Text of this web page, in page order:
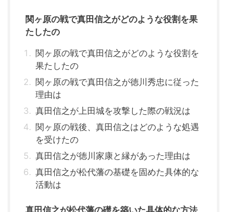
関ヶ原の戦で真田信之がどのような役割を果
たしたの
関ヶ原の戦で真田信之がどのような役割を
果たしたの
関ヶ原の戦で真田信之が徳川秀忠に従った
理由は
真田信之が上田城を攻撃した際の戦況は
関ヶ原の戦後、真田信之はどのような処遇
を受けたの
真田信之が徳川家康と縁があった理由は
真田信之が松代藩の基礎を固めた具体的な
活動は